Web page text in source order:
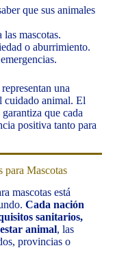
que sus animales
mascotas.
o aburrimiento.
una
cuidado animal. El
que cada
positiva tanto para
para Mascotas
mascotas está
Cada nación
sanitarios,
animal, las
provincias o